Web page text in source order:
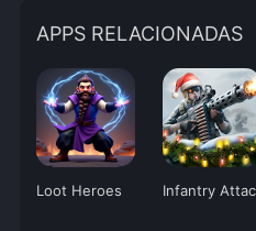
APPS RELACIONADAS
Loot Heroes Infantry